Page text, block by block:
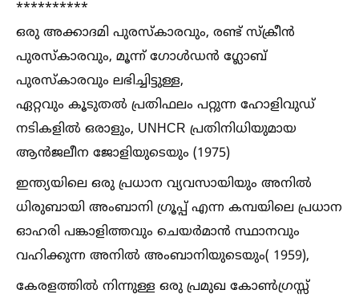
**********
ഒരു അക്കാദമി പുരസ്കാരവും, രണ്ട് സ്ക്രീൻ
പുരസ്കാരവും, മൂന്ന് ഗോള്‍ഡൻ ഗ്ലോബ്
പുരസ്കാരവും ലഭിച്ചിട്ടുള്ള,
ഏറ്റവും കൂടുതല്‍ പ്രതിഫലം പറ്റുന്ന ഹോളിവുഡ്
നടികളില്‍ ഒരാളും, UNHCR പ്രതിനിധിയുമായ
ആൻജലീന ജോളിയുടെയും (1975)
ഇന്ത്യയിലെ ഒരു പ്രധാന വ്യവസായിയും അനില്‍
ധിരുബായി അംബാനി ഗ്രൂപ്പ് എന്ന കമ്പയിലെ പ്രധാന
ഓഹരി പങ്കാളിത്തവും ചെയർമാൻ സ്ഥാനവും
വഹിക്കുന്ന അനില്‍ അംബാനിയുടെയും( 1959),
കേരളത്തില്‍ നിന്നുള്ള ഒരു പ്രമുഖ കോണ്‍ഗ്രസ്സ്